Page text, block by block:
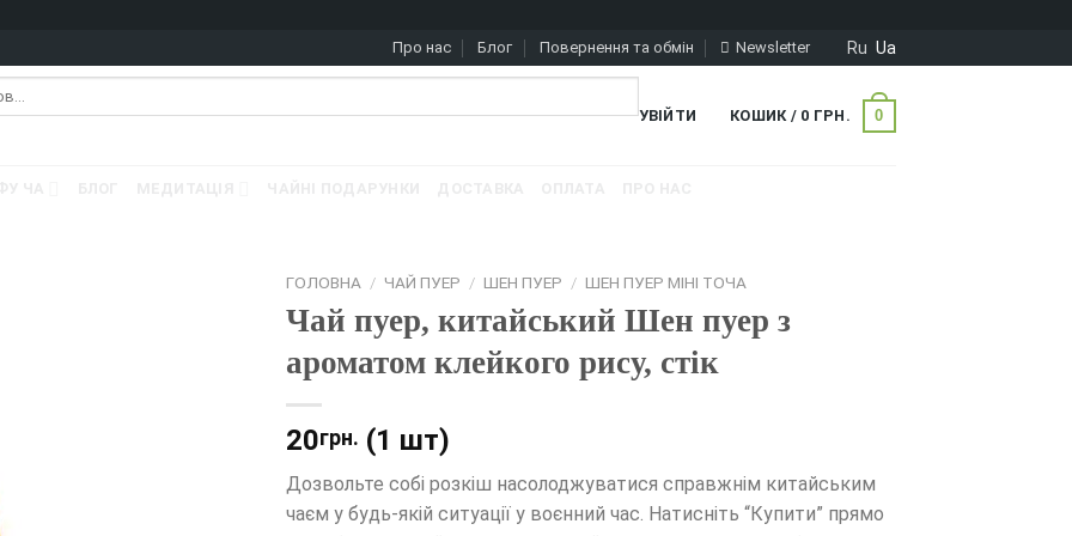
Про нас Блог Повернення та обмін Newsletter Ru Ua
УВІЙТИ КОШИК / 0 ГРН. 0
ГОЛОВНА / ЧАЙ ПУЕР / ШЕН ПУЕР / ШЕН ПУЕР МІНІ ТОЧА
Чай пуер, китайський Шен пуер з
ароматом клейкого рису, стік
20грн. (1 шт)
Дозвольте собі розкіш насолоджуватися справжнім китайським
чаєм у будь-якій ситуації у воєнний час. Натисніть “Купити” прямо